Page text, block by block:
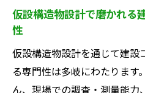
クライフバランス
態を解説
福利厚生が充実し
人の見極め方
仮設構造物設計で磨かれる
性
仮設構造物設計を通じて建設
る専門性は多岐にわたります
ん、現場での調査・測量能力